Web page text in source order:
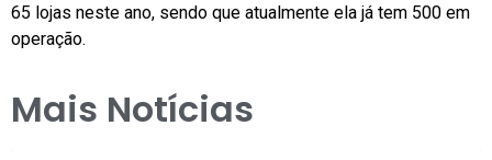
65 lojas neste ano, sendo que atualmente ela já tem 500 em
operação.
Mais Notícias